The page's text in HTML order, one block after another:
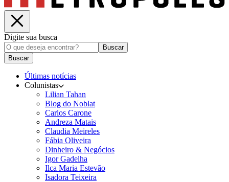
Digite sua busca
Buscar
Buscar
Últimas notícias
Colunistas
Lilian Tahan
Blog do Noblat
Carlos Carone
Andreza Matais
Claudia Meireles
Fábia Oliveira
Dinheiro & Negócios
Igor Gadelha
Ilca Maria Estevão
Isadora Teixeira